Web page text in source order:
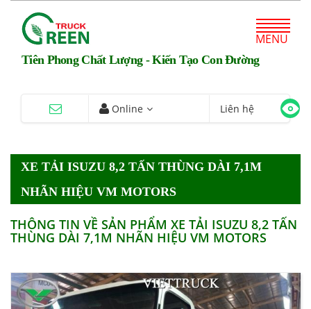
MENU
Tiên Phong Chất Lượng - Kiến Tạo Con Đường
Online Liên hệ
XE TẢI ISUZU 8,2 TẤN THÙNG DÀI 7,1M
NHÃN HIỆU VM MOTORS
THÔNG TIN VỀ SẢN PHẨM XE TẢI ISUZU 8,2 TẤN
THÙNG DÀI 7,1M NHÃN HIỆU VM MOTORS